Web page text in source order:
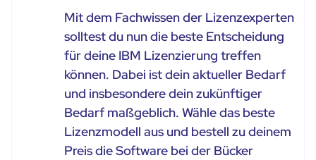
Mit dem Fachwissen der Lizenzexperten
solltest du nun die beste Entscheidung
für deine IBM Lizenzierung treffen
können. Dabei ist dein aktueller Bedarf
und insbesondere dein zukünftiger
Bedarf maßgeblich. Wähle das beste
Lizenzmodell aus und bestell zu deinem
Preis die Software bei der Bücker